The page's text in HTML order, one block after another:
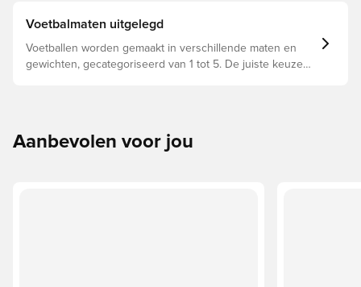
Voetbalmaten uitgelegd
Voetballen worden gemaakt in verschillende maten en
gewichten, gecategoriseerd van 1 tot 5. De juiste keuze
Aanbevolen voor jou